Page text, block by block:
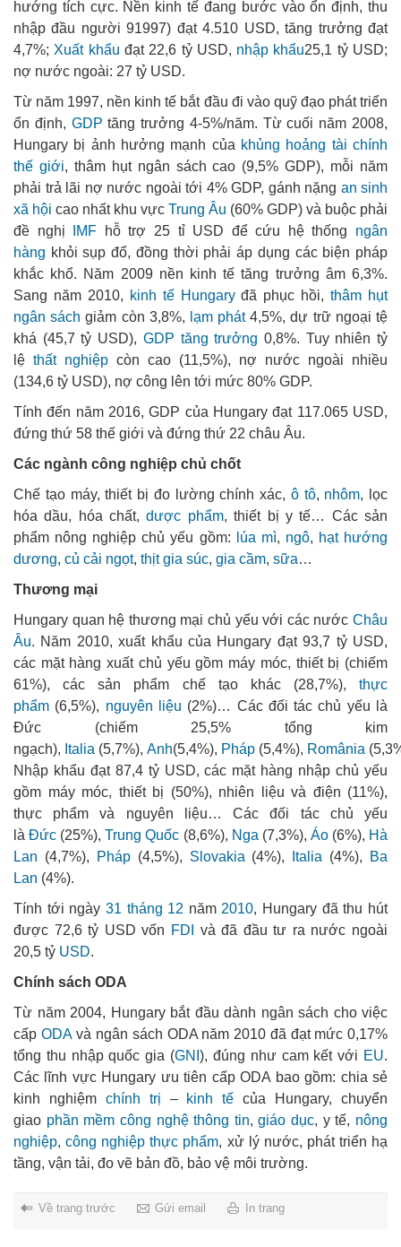
hướng tích cực. Nền kinh tế đang bước vào ổn định, thu
nhập đầu người 91997) đạt 4.510 USD, tăng trưởng đạt
4,7%; Xuất khẩu đạt 22,6 tỷ USD, nhập khẩu25,1 tỷ USD;
nợ nước ngoài: 27 tỷ USD.
Từ năm 1997, nền kinh tế bắt đầu đi vào quỹ đạo phát triển
ổn định, GDP tăng trưởng 4-5%/năm. Từ cuối năm 2008,
Hungary bị ảnh hưởng mạnh của khủng hoảng tài chính
thế giới, thâm hụt ngân sách cao (9,5% GDP), mỗi năm
phải trả lãi nợ nước ngoài tới 4% GDP, gánh nặng an sinh
xã hội cao nhất khu vực Trung Âu (60% GDP) và buộc phải
đề nghị
IMF hỗ trợ 25 tỉ USD để cứu hệ thống ngân
hàng khỏi sụp đổ, đồng thời phải áp dụng các biện pháp
khắc khổ. Năm 2009 nền kinh tế tăng trưởng âm 6,3%.
Sang năm 2010, kinh tế Hungaryđã phục hồi,thâm hụt
ngân sách giảm còn 3,8%, lạm phát4,5%, dự trữ ngoại tệ
khá (45,7 tỷ USD), GDP tăng trưởng 0,8%. Tuy nhiên tỷ
lệ thất nghiệp còn cao (11,5%), nợ nước ngoài nhiều
(134,6 tỷ USD), nợ công lên tới mức 80% GDP.
Tính đến năm 2016, GDP của Hungary đạt 117.065 USD,
đứng thứ 58 thế giới và đứng thứ 22 châu Âu.
Các ngành công nghiệp chủ chốt
Chế tạo máy, thiết bị đo lường chính xác, ô tô, nhôm, lọc
hóa dầu, hóa chất,dược phẩm, thiết bị y tế… Các sản
phẩm nông nghiệp chủ yếu gồm:
lúa mì, ngô, hạt hướng
dương, củ cải ngọt, thịt gia súc, gia cầm, sữa…
Thương mại
Hungary quan hệ thương mại chủ yếu với các nước Châu
Âu. Năm 2010, xuất khẩu của Hungary đạt 93,7 tỷ USD,
các mặt hàng xuất chủ yếu gồm máy móc, thiết bị (chiếm
61%), các sản phẩm chế tạo khác (28,7%), thực
phẩm (6,5%), nguyên liệu (2%)… Các đối tác chủ yếu là
Đức (chiếm 25,5% tổng kim
ngạch), Italia (5,7%), Anh(5,4%), Pháp (5,4%), România
Nhập khẩu đạt 87,4 tỷ USD, các mặt hàng nhập chủ yếu
gồm máy móc, thiết bị (50%), nhiên liệu và điện (11%),
thực phẩm và nguyên liệu… Các đối tác chủ yếu
làĐức (25%),Trung Quốc (8,6%), Nga (7,3%), Áo(6%), Hà
Lan (4,7%), Pháp(4,5%), Slovakia (4%), Italia (4%),
Ba
Lan (4%).
Tính tới ngày 31 tháng 12 năm 2010, Hungary đã thu hút
được 72,6 tỷ USD vốn FDI
và đã đầu tư ra nước ngoài
20,5 tỷ USD.
Chính sách ODA
Từ năm 2004, Hungary bắt đầu dành ngân sách cho việc
cấp ODAvà ngân sách ODA năm 2010 đã đạt mức 0,17%
tổng thu nhập quốc gia (GNI), đúng như cam kết với EU.
Các lĩnh vực Hungary ưu tiên cấp ODA bao gồm: chia sẻ
kinh nghiệm chính trị – kinh tế của Hungary, chuyển
giao phần mềm công nghệ thông tin,giáo dục, y tế, nông
nghiệp,công nghiệp thực phẩm, xử lý nước, phát triển hạ
tầng, vận tải, đo vẽ bản đồ, bảo vệ môi trường.
Về trang trước Gửi email In trang